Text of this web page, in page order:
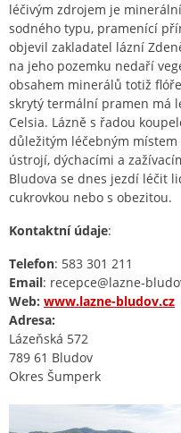
léčivým zdrojem je
sodného typu, pramenící
objevil zakladatel lázní
na jeho pozemku nedaří
obsahem minerálů totiž
skrytý termální pramen má
Celsia. Lázně s řadou
důležitým léčebným
ústrojí, dýchacími a
Bludova se dnes jezdí léčit
cukrovkou nebo s obezitou.
Kontaktní údaje:
Telefon: 583 301 211
Email: recepce@lazne-
Web: www.lazne-bludov.cz
Adresa:
Lázeňská 572
789 61 Bludov
Okres Šumperk